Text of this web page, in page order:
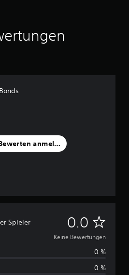
anmelden
Spieler 0.0 K
e
Keine Bewertungen
0 %
0 %